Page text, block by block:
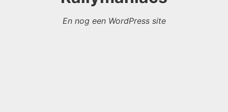
En nog een WordPress site